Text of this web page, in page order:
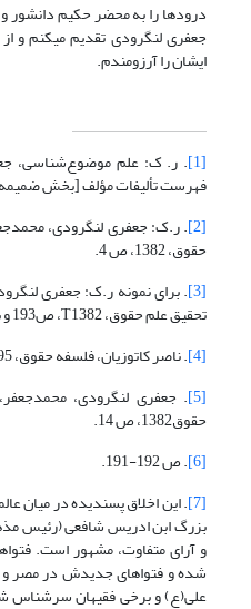
درود‏ها را به محضر حکیم
جعفری لنگرودی تقدیم می‏کنم و
ایشان را آرزومندم.
[1]
فهرست تألیفات مؤلف [بخش ضمیمه]،
[2] . ر.ک: جعفری لنگرودی،
حقوق، 1382، ص 4.
[3] . برای نمونه ر.ک: جعفری
تحقیق علم حقوق، T1382، ص193 و بعد.
[4] . ناصر کاتوزیان، فلسفه حقوق، 1395 ج2، ص 26.
[5] . جعفری لنگرودی،
حقوق1382، ص 14.
[6] . ص 192-191.
[7] . این اخلاق پسندیده در میان
بزرگ ابن ادریس شافعی (رئیس
و آرای متفاوت، مشهور است.
شده و فتواهای جدیدش در مصر و
علی(ع) و برخی فقیهان سرشناس